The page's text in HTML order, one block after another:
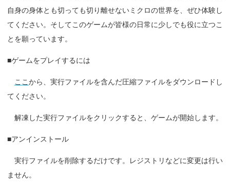
自身の身体とも切っても切り離せないミクロの世界を、ぜひ体験し
てください。そしてこのゲームが皆様の日常に少しでも役に立つこ
とを願っています。
■ゲームをプレイするには
ここ から、実行ファイルを含んだ圧縮ファイルをダウンロードし
てください。
解凍した実行ファイルをクリックすると、ゲームが開始します。
■アンインストール
実行ファイルを削除するだけです。レジストリなどに変更は行い
ません。